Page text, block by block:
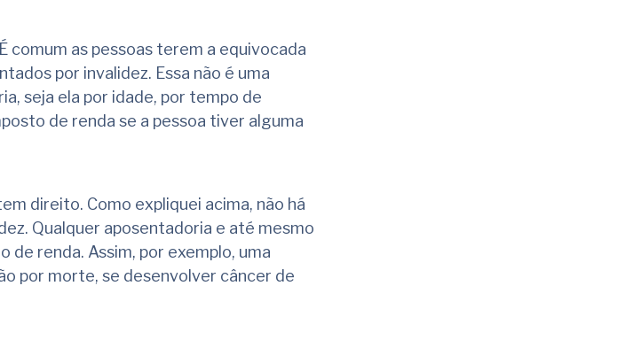
comum as pessoas terem a equivocada
por invalidez. Essa não é uma
seja ela por idade, por tempo de
de renda se a pessoa tiver alguma
direito. Como expliquei acima, não há
Qualquer aposentadoria e até mesmo
de renda. Assim, por exemplo, uma
por morte, se desenvolver câncer de